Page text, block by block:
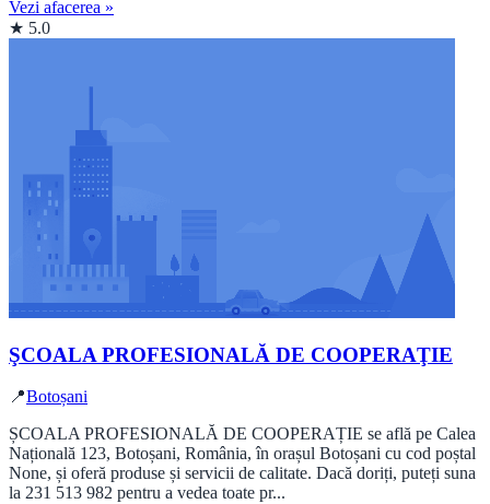
Vezi afacerea »
★ 5.0
ŞCOALA PROFESIONALĂ DE COOPERAŢIE
📍Botoșani
ȘCOALA PROFESIONALĂ DE COOPERAȚIE se află pe Calea
Națională 123, Botoșani, România, în orașul Botoșani cu cod poștal
None, și oferă produse și servicii de calitate. Dacă doriți, puteți suna
la 231 513 982 pentru a vedea toate pr...